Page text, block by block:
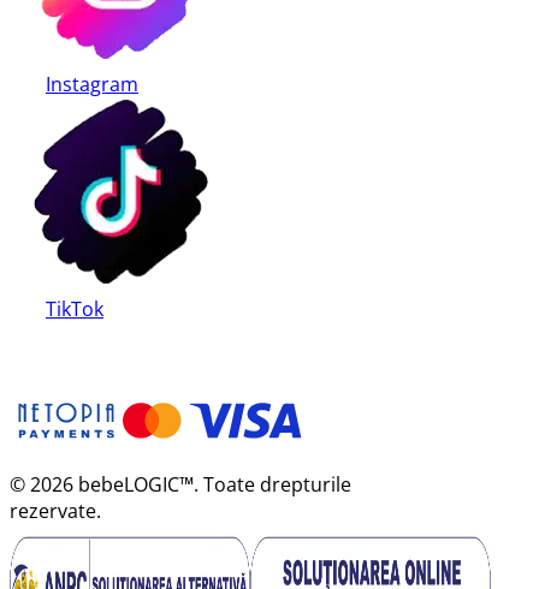
Instagram
TikTok
© 2026 bebeLOGIC™. Toate drepturile
rezervate.